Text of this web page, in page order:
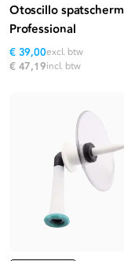
Otoscillo spatscherm
Professional
€ 39,00excl. btw
€ 47,19incl. btw